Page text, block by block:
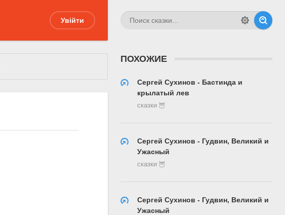
Увійти
ПОХОЖИЕ
Сергей Сухинов - Бастинда и
крылатый лев
сказки 🦉
Сергей Сухинов - Гудвин, Великий и
Ужасный
сказки 🦉
Сергей Сухинов - Гудвин, Великий и
Ужасный